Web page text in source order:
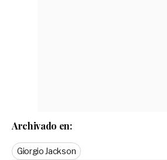
Archivado en:
Giorgio Jackson